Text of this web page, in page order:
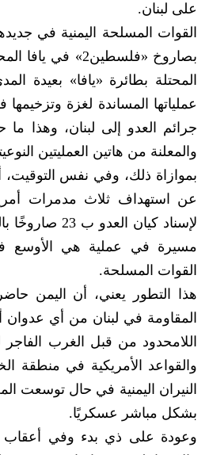
على لبنان.
القوات المسلحة اليمنية في
بصاروخ «فلسطين2»
المحتلة بطائرة «يافا» بعيدة
عملياتها المساندة لغزة
جرائم العدو إلى لبنان، وهذا ما
والمعلنة من هاتين العمليتين
بموازاة ذلك، وفي نفس
عن استهداف ثلاث مدمرات
لإسناد كيان
مسيرة في عملية هي الأوسع
القوات المسلحة.
هذا التطور يعني، أن اليمن
المقاومة في لبنان من أي
اللامحدود من قبل الغرب
والقواعد الأمريكية في منطقة
النيران اليمنية في حال توسعت
بشكل مباشر عسكريًا.
وعودة على ذي بدء وفي أعقاب